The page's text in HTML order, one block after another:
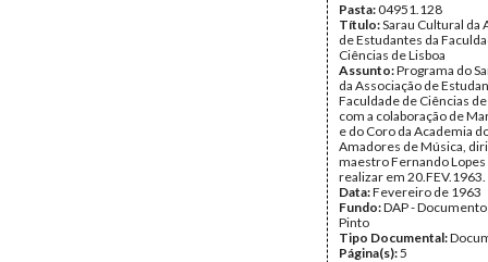
Pasta:04951.128
Título:Sarau Cultural da
de Estudantes da
Ciências de Lisboa
Assunto:Programa do
da Associação de
Faculdade de Ciências
com a colaboração de
e do Coro da Academia
Amadores de Música,
maestro Fernando Lopes
realizar em 20.FEV.1963.
Data:Fevereiro de 1963
Fundo:DAP -
Pinto
Tipo Documental:
Página(s):5